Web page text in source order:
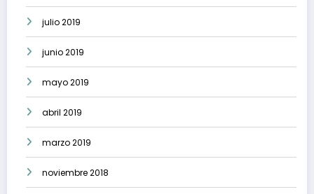
julio 2019
junio 2019
mayo 2019
abril 2019
marzo 2019
noviembre 2018